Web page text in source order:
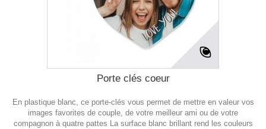
Porte clés coeur
En plastique blanc, ce porte-clés vous permet de mettre en valeur vos
images favorites de couple, de votre meilleur ami ou de votre
compagnon à quatre pattes La surface blanc brillant rend les couleurs